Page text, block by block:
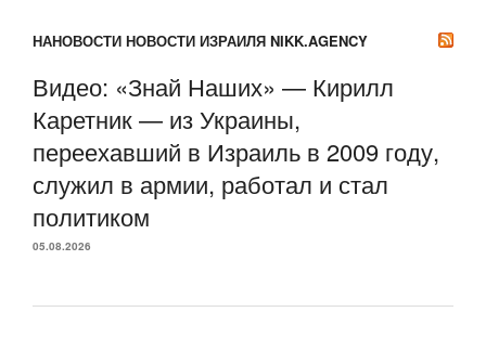
НАНОВОСТИ НОВОСТИ ИЗРАИЛЯ NIKK.AGENCY
Видео: «Знай Наших» — Кирилл
Каретник — из Украины,
переехавший в Израиль в 2009 году,
служил в армии, работал и стал
политиком
05.08.2026